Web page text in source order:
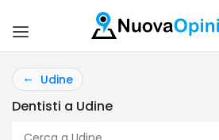
Udine
Dentisti a Udine